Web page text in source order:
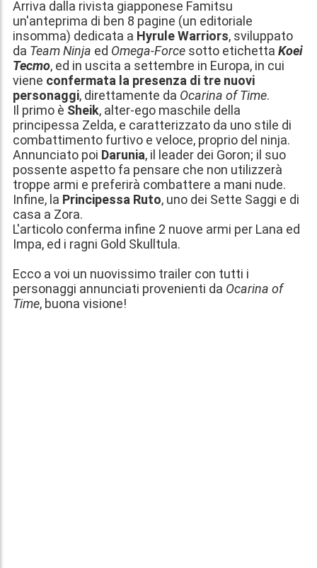
Arriva dalla rivista giapponese Famitsu
un'anteprima di ben 8 pagine (un editoriale
insomma) dedicata a Hyrule Warriors, sviluppato
da Team Ninja ed Omega-Force sotto etichetta Koei
Tecmo, ed in uscita a settembre in Europa, in cui
viene confermata la presenza di tre nuovi
personaggi, direttamente da Ocarina of Time.
Il primo è Sheik, alter-ego maschile della
principessa Zelda, e caratterizzato da uno stile di
combattimento furtivo e veloce, proprio del ninja.
Annunciato poi Darunia, il leader dei Goron; il suo
possente aspetto fa pensare che non utilizzerà
troppe armi e preferirà combattere a mani nude.
Infine, la Principessa Ruto, uno dei Sette Saggi e di
casa a Zora.
L'articolo conferma infine 2 nuove armi per Lana ed
Impa, ed i ragni Gold Skulltula.
Ecco a voi un nuovissimo trailer con tutti i
personaggi annunciati provenienti da Ocarina of
Time, buona visione!